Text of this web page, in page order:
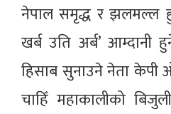
नेपाल समृद्ध र झलमल्ल
खर्ब उति अर्ब’ आम्दानी
हिसाब सुनाउने नेता केपी
चाहिँ महाकालीको